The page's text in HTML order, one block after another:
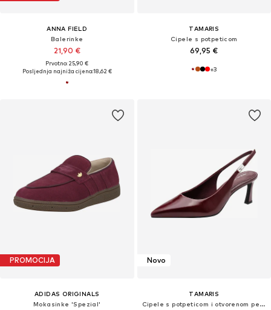
ANNA FIELD
Balerinke
21,90 €
Prvotno: 25,90 €
Posljednja najniža cijena:18,62 €
TAMARIS
Cipele s potpeticom
69,95 €
+3
PROMOCIJA
ADIDAS ORIGINALS
Mokasinke 'Spezial'
Novo
TAMARIS
Cipele s potpeticom i otvorenom petom